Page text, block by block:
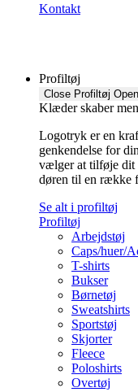
Kontakt
Profiltøj
Close Profiltøj
Klæder skaber
Logotryk er en
genkendelse for
vælger at tilføje dit
døren til en række
Se alt i profiltøj
Profiltøj
Arbejdstøj
Caps/huer/
T-shirts
Bukser
Børnetøj
Sweatshirts
Sportstøj
Skjorter
Fleece
Poloshirts
Overtøj